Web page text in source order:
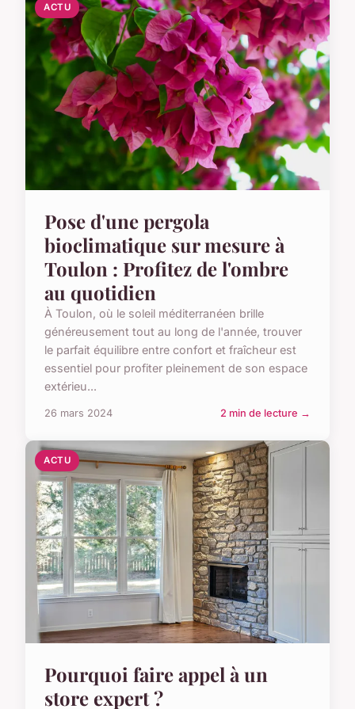
ACTU
Pose d'une pergola
bioclimatique sur mesure à
Toulon : Profitez de l'ombre
au quotidien
À Toulon, où le soleil méditerranéen brille
généreusement tout au long de l'année, trouver
le parfait équilibre entre confort et fraîcheur est
essentiel pour profiter pleinement de son espace
extérieu...
26 mars 2024 2 min de lecture →
ACTU
Pourquoi faire appel à un
store expert ?